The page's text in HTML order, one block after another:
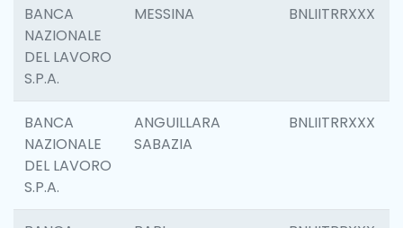
BANCA
NAZIONALE
DEL LAVORO
S.P.A.
MESSINA BNLIITRRXXX
BANCA
NAZIONALE
DEL LAVORO
S.P.A.
ANGUILLARA
SABAZIA
BNLIITRRXXX